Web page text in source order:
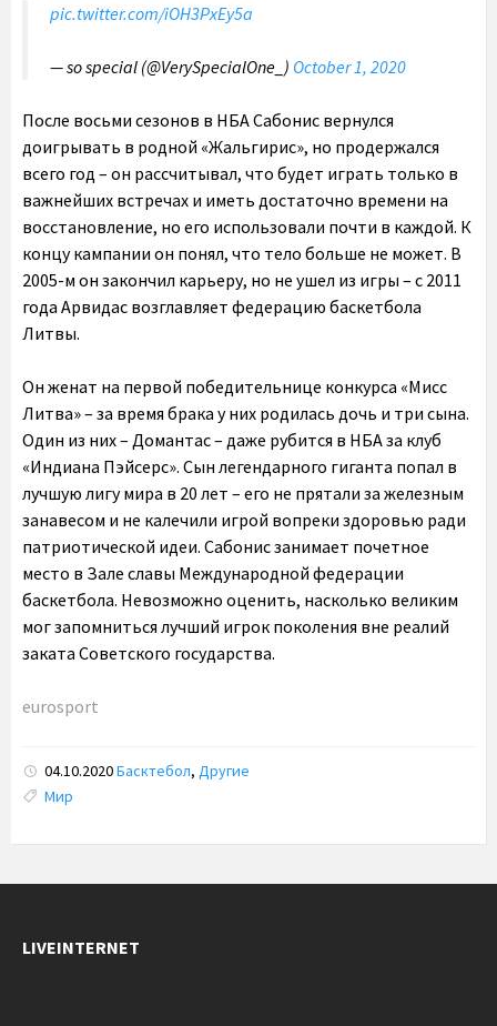
pic.twitter.com/iOH3PxEy5a
— so special (@VerySpecialOne_) October 1, 2020
После восьми сезонов в НБА Сабонис вернулся
доигрывать в родной «Жальгирис», но продержался
всего год – он рассчитывал, что будет играть только в
важнейших встречах и иметь достаточно времени на
восстановление, но его использовали почти в каждой. К
концу кампании он понял, что тело больше не может. В
2005-м он закончил карьеру, но не ушел из игры – с 2011
года Арвидас возглавляет федерацию баскетбола
Литвы.
Он женат на первой победительнице конкурса «Мисс
Литва» – за время брака у них родилась дочь и три сына.
Один из них – Домантас – даже рубится в НБА за клуб
«Индиана Пэйсерс». Сын легендарного гиганта попал в
лучшую лигу мира в 20 лет – его не прятали за железным
занавесом и не калечили игрой вопреки здоровью ради
патриотической идеи. Сабонис занимает почетное
место в Зале славы Международной федерации
баскетбола. Невозможно оценить, насколько великим
мог запомниться лучший игрок поколения вне реалий
заката Советского государства.
eurosport
04.10.2020Басктебол, Другие
Tags:
Мир
LIVEINTERNET